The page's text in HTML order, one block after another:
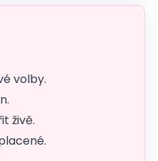
volby.
živě.